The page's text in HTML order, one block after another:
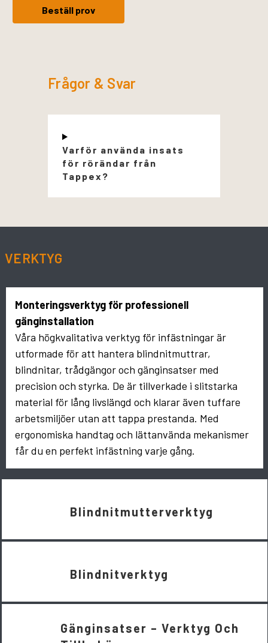
Beställ prov
Frågor & Svar
Varför använda insats
för rörändar från
Tappex?
VERKTYG
Monteringsverktyg för professionell
gänginstallation
Våra högkvalitativa verktyg för infästningar är
utformade för att hantera blindnitmuttrar,
blindnitar, trådgängor och gänginsatser med
precision och styrka. De är tillverkade i slitstarka
material för lång livslängd och klarar även tuffare
arbetsmiljöer utan att tappa prestanda. Med
ergonomiska handtag och lättanvända mekanismer
får du en perfekt infästning varje gång.
Blindnitmutterverktyg
Blindnitverktyg
Gänginsatser – Verktyg Och